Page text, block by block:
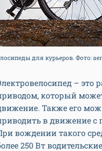
для курьеров. Фото:
– это
который
Также его
в движение с
вождении такого
250 Вт